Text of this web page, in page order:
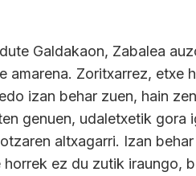
Galdakaon, Zabalea
amarena. Zoritxarrez, etxe
izan behar zuen, hain
genuen, udaletxetik gora
altxagarri. Izan
ez du zutik iraungo,